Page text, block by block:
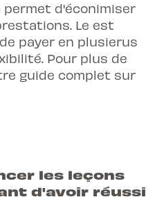
permet d'éconimiser
Le est
payer en plusierus
Pour plus de
guide complet sur
les leçons
d'avoir réussi